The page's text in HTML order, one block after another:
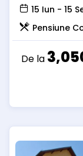
15 Iun - 15
Pensiune
De la